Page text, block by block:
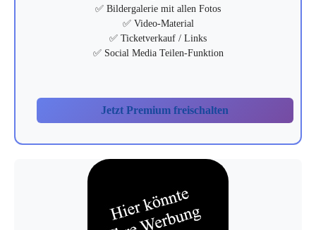
✅ Bildergalerie mit allen Fotos
✅ Video-Material
✅ Ticketverkauf / Links
✅ Social Media Teilen-Funktion
Jetzt Premium freischalten